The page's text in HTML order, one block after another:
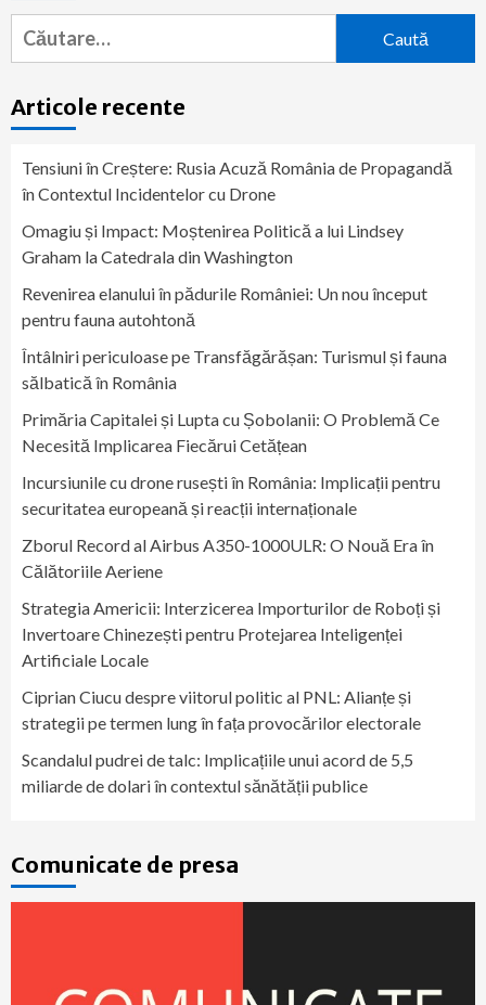
Caută
după:
Articole recente
Tensiuni în Creștere: Rusia Acuză România de Propagandă
în Contextul Incidentelor cu Drone
Omagiu și Impact: Moștenirea Politică a lui Lindsey
Graham la Catedrala din Washington
Revenirea elanului în pădurile României: Un nou început
pentru fauna autohtonă
Întâlniri periculoase pe Transfăgărășan: Turismul și fauna
sălbatică în România
Primăria Capitalei și Lupta cu Șobolanii: O Problemă Ce
Necesită Implicarea Fiecărui Cetățean
Incursiunile cu drone rusești în România: Implicații pentru
securitatea europeană și reacții internaționale
Zborul Record al Airbus A350-1000ULR: O Nouă Era în
Călătoriile Aeriene
Strategia Americii: Interzicerea Importurilor de Roboți și
Invertoare Chinezești pentru Protejarea Inteligenței
Artificiale Locale
Ciprian Ciucu despre viitorul politic al PNL: Alianțe și
strategii pe termen lung în fața provocărilor electorale
Scandalul pudrei de talc: Implicațiile unui acord de 5,5
miliarde de dolari în contextul sănătății publice
Comunicate de presa